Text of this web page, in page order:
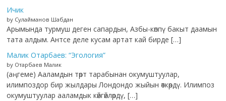
Ичик
by Сулайманов Шабдан
Арымында турмуш деген сапардын, Азбы-көппү бакыт даамын
тата алдым. Антсе деле кусам артат кай бирде […]
Малик Отарбаев: “Эгология”
by Отарбаев Малик
(аңгеме) Ааламдын төрт тарабынан окумуштуулар,
илимпоздор бир жылдары Лондондо жыйын өткөрдү. Илимпоз
окумуштуулар ааламдык көйгөйлөрдү, […]